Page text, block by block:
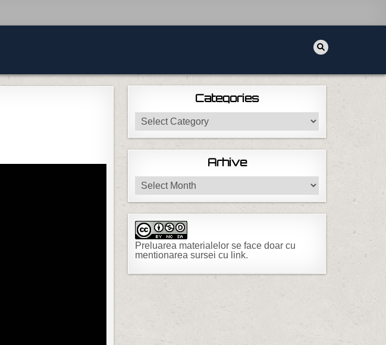
Categories
Categories
Arhive
Arhive
Preluarea materialelor se face doar cu
mentionarea sursei cu link.